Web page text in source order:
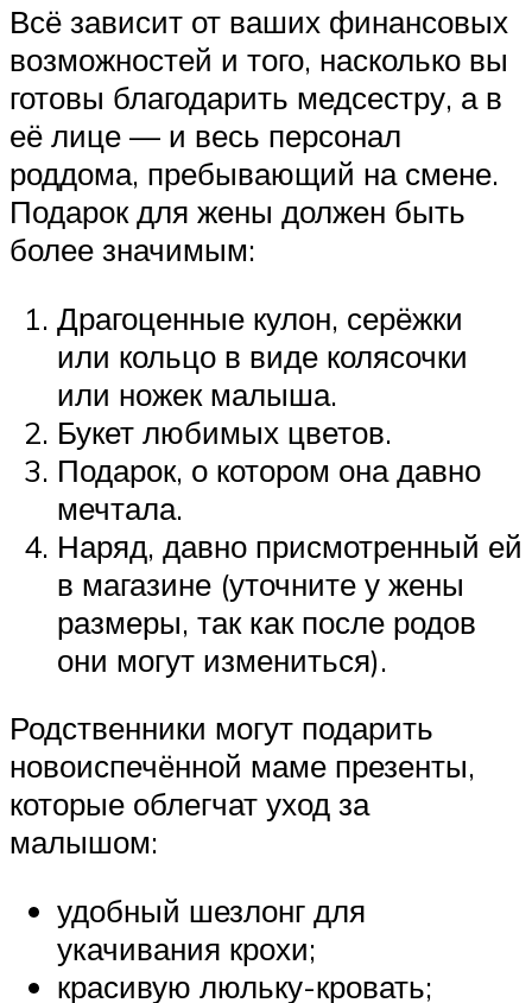
Всё зависит от ваших финансовых
возможностей и того, насколько вы
готовы благодарить медсестру, а в
её лице — и весь персонал
роддома, пребывающий на смене.
Подарок для жены должен быть
более значимым:
Драгоценные кулон, серёжки
или кольцо в виде колясочки
или ножек малыша.
Букет любимых цветов.
Подарок, о котором она давно
мечтала.
Наряд, давно присмотренный ей
в магазине (уточните у жены
размеры, так как после родов
они могут измениться).
Родственники могут подарить
новоиспечённой маме презенты,
которые облегчат уход за
малышом:
удобный шезлонг для
укачивания крохи;
красивую люльку-кровать;